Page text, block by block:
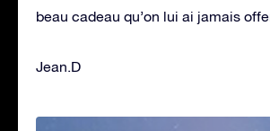
beau cadeau qu’on lui ai jamais
Jean.D